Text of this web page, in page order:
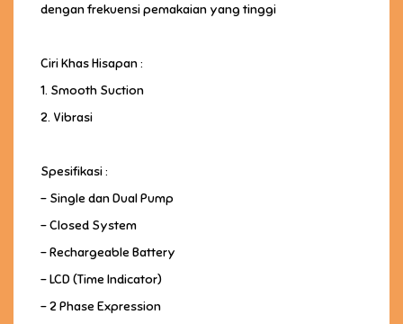
dengan frekuensi pemakaian yang tinggi
Ciri Khas Hisapan :
1. Smooth Suction
2. Vibrasi
Spesifikasi :
- Single dan Dual Pump
- Closed System
- Rechargeable Battery
- LCD (Time Indicator)
- 2 Phase Expression